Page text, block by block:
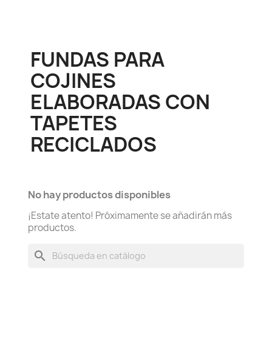
FUNDAS PARA
COJINES
ELABORADAS CON
TAPETES
RECICLADOS
No hay productos disponibles
¡Estate atento! Próximamente se añadirán más
productos.
search